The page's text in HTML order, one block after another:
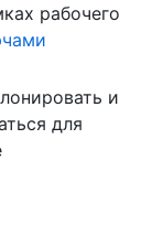
рабочего
и
для